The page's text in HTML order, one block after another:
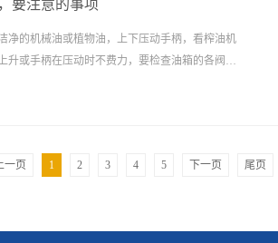
要注意的事项
净的机械油或植物油，上下压动手柄，看榨油机
升或手柄在压动时不费力，要检查油箱的各阀
一页 1 2 3 4 5 下一页 尾页